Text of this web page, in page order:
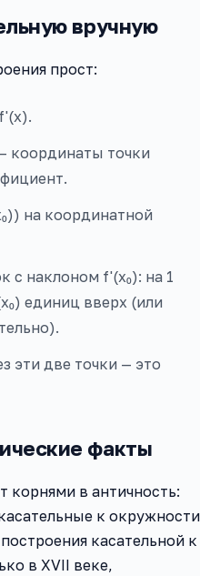
вручную
прост:
координаты точки
на координатной
с наклоном f'(x₀): на 1
единиц вверх (или
эти две точки — это
факты
корнями в античность:
к окружности
касательной к
в XVII веке,